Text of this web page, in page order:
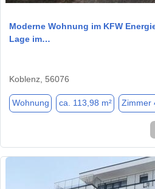
Moderne Wohnung im KFW
Lage im…
Koblenz, 56076
Wohnung ca. 113,98 m² Zimmer